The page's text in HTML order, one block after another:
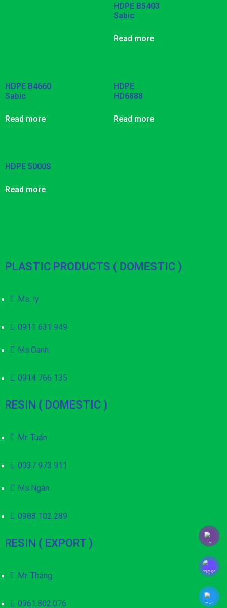
HDPE B5403
Sabic
Read more
HDPE B4660
Sabic
Read more
HDPE
HD6888
Read more
HDPE 5000S
Read more
PLASTIC PRODUCTS ( DOMESTIC )
Ms. ly
0911 631 949
Ms.Oanh
0914 766 135
RESIN ( DOMESTIC )
Mr. Tuấn
0937 973 911
Ms.Ngân
0988 102 289
RESIN ( EXPORT )
Mr. Thăng
0961.802.076